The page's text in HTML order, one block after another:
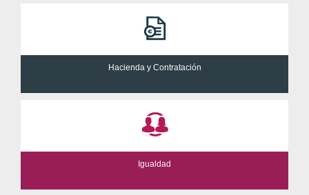
Hacienda y Contratación
Igualdad